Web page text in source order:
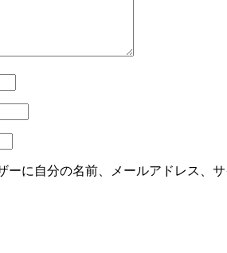
に自分の名前、メールアドレス、サ